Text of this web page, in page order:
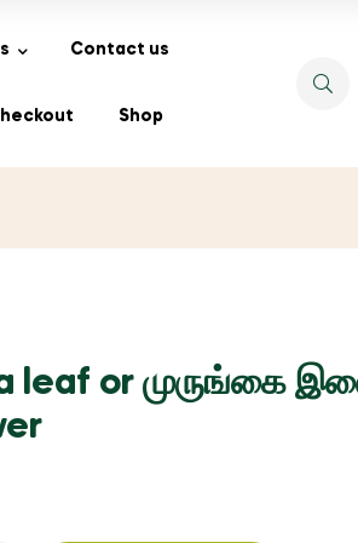
Contact us
Shop
leaf or முருங்கை